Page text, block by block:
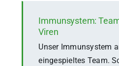
Immunsystem:
Viren
Unser Immunsystem
eingespieltes Team.